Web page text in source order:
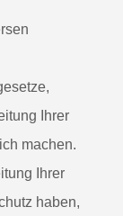
Ihrer
machen.
Ihrer
haben,